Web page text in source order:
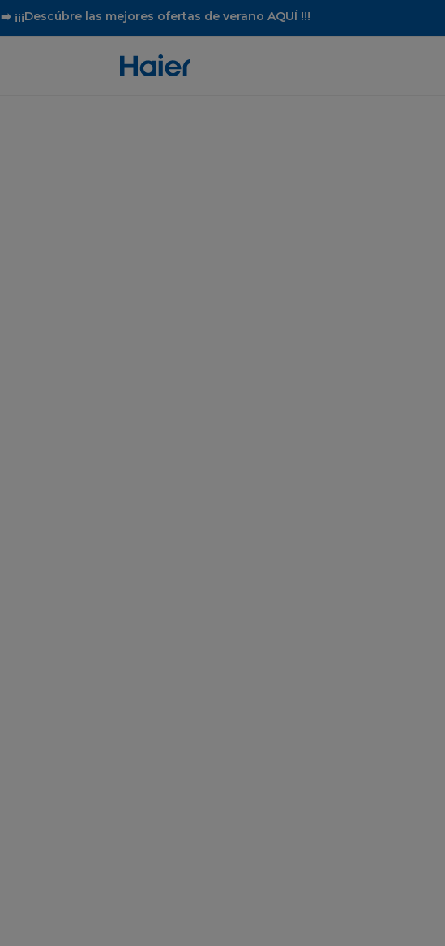
➡️ ¡¡¡Descúbre las mejores ofertas de verano AQUÍ !!!